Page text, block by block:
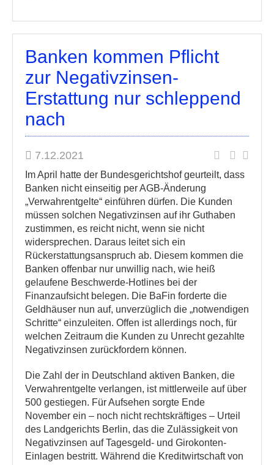
Banken kommen Pflicht
zur Negativzinsen-
Erstattung nur schleppend
nach
7.12.2021
Im April hatte der Bundesgerichtshof geurteilt, dass
Banken nicht einseitig per AGB-Änderung
„Verwahrentgelte“ einführen dürfen. Die Kunden
müssen solchen Negativzinsen auf ihr Guthaben
zustimmen, es reicht nicht, wenn sie nicht
widersprechen. Daraus leitet sich ein
Rückerstattungsanspruch ab. Diesem kommen die
Banken offenbar nur unwillig nach, wie heiß
gelaufene Beschwerde-Hotlines bei der
Finanzaufsicht belegen. Die BaFin forderte die
Geldhäuser nun auf, unverzüglich die „notwendigen
Schritte“ einzuleiten. Offen ist allerdings noch, für
welchen Zeitraum die Kunden zu Unrecht gezahlte
Negativzinsen zurückfordern können.
Die Zahl der in Deutschland aktiven Banken, die
Verwahrentgelte verlangen, ist mittlerweile auf über
500 gestiegen. Für Aufsehen sorgte Ende
November ein – noch nicht rechtskräftiges – Urteil
des Landgerichts Berlin, das die Zulässigkeit von
Negativzinsen auf Tagesgeld- und Girokonten-
Einlagen bestritt. Während die Kreditwirtschaft von